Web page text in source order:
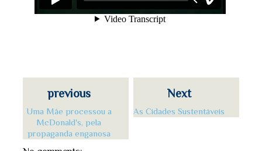
Next
As Cidades Sustentáveis
previous
Uma Mãe processou a
McDonald's, pela
propaganda enganosa